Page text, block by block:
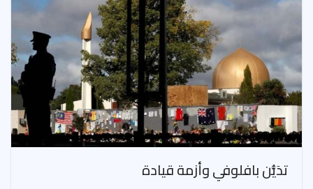
تدَيُّن بافلوفي وأزمة قيادة